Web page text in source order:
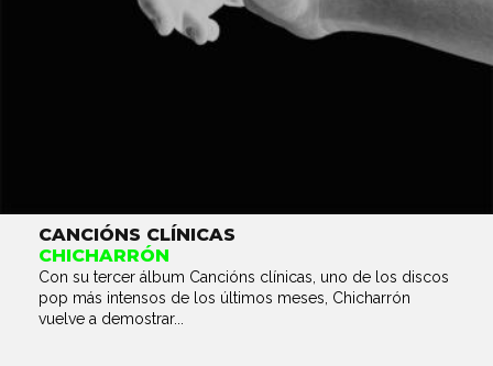
CANCIÓNS CLÍNICAS
CHICHARRÓN
Con su tercer álbum Cancións clínicas, uno de los discos
pop más intensos de los últimos meses, Chicharrón
vuelve a demostrar...